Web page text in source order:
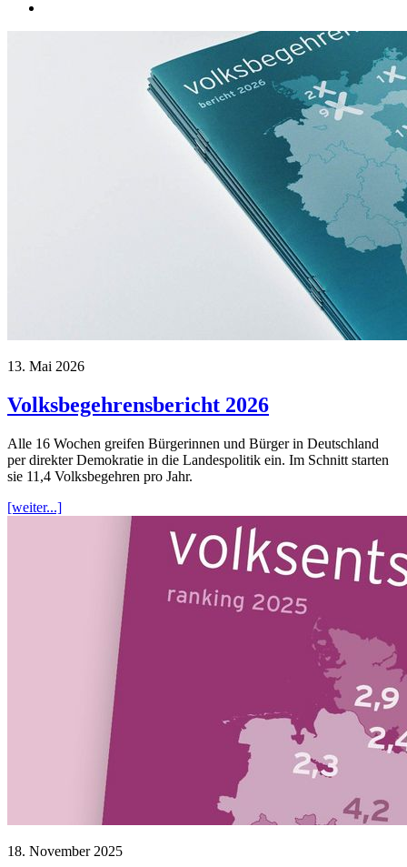
13. Mai 2026
Volksbegehrensbericht 2026
Alle 16 Wochen greifen Bürgerinnen und Bürger in Deutschland
per direkter Demokratie in die Landespolitik ein. Im Schnitt starten
sie 11,4 Volksbegehren pro Jahr.
[weiter...]
18. November 2025